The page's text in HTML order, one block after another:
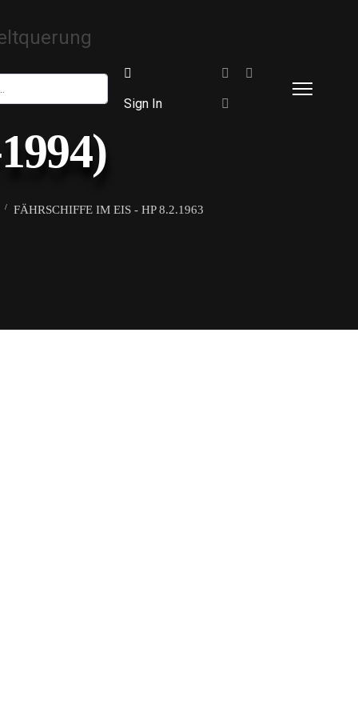
Sign In
FÄHRSCHIFFE IM EIS - HP 8.2.1963